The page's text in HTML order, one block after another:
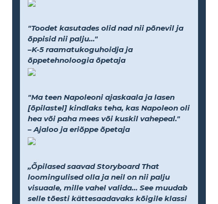
"Toodet kasutades olid nad nii põnevil ja
õppisid nii palju..."
–K-5 raamatukoguhoidja ja
õppetehnoloogia õpetaja
"Ma teen Napoleoni ajaskaala ja lasen
[õpilastel] kindlaks teha, kas Napoleon oli
hea või paha mees või kuskil vahepeal."
– Ajaloo ja eriõppe õpetaja
„Õpilased saavad Storyboard That
loomingulised olla ja neil on nii palju
visuaale, mille vahel valida... See muudab
selle tõesti kättesaadavaks kõigile klassi